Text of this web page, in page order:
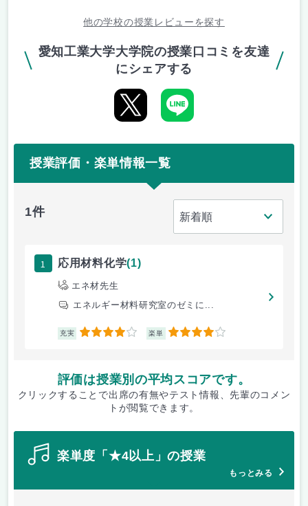
他の学校の授業レビューを探す
愛知工業大学大学院の授業口コミを友達
にシェアする
授業評価・楽単情報一覧
1件
1 応用材料化学(1)
エネ材先生
エネルギー材料研究室のゼミに...
充実 4 楽単 4
評価は授業別の平均スコアです。
クリックすることで出席の有無やテスト情報、先輩のコメン
トが閲覧できます。
楽単度「★4以上」の授業
もっとみる